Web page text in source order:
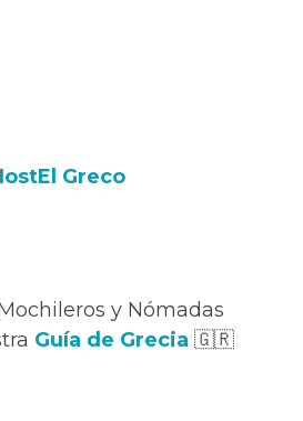
Greco
y Nómadas
Guía de Grecia 🇬🇷